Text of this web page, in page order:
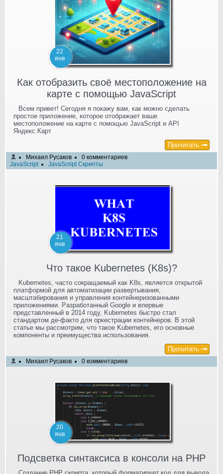
22
янв
Как отобразить своё местоположение на
карте с помощью JavaScript
Всем привет! Сегодня я покажу вам, как можно сделать
простое приложение, которое отображает ваше
местоположение на карте с помощью JavaScript и API
Яндекс.Карт
Прочитать
Михаил Русаков
0 комментариев
JavaScript
JavaScript Скрипты
21
янв
Что такое Kubernetes (K8s)?
Kubernetes, часто сокращаемый как K8s, является открытой
платформой для автоматизации развертывания,
масштабирования и управления контейнеризованными
приложениями. Разработанный Google и впервые
представленный в 2014 году, Kubernetes быстро стал
стандартом де-факто для оркестрации контейнеров. В этой
статье мы рассмотрим, что такое Kubernetes, его основные
компоненты и преимущества использования.
Прочитать
Михаил Русаков 0 комментариев
20
янв
Подсветка синтаксиса в консоли на PHP